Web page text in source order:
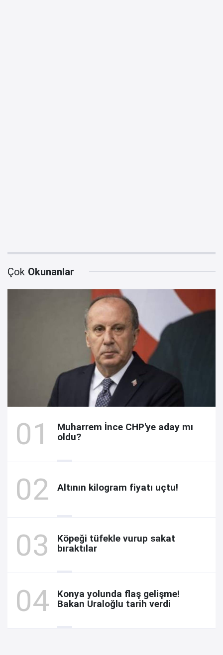
Çok Okunanlar
Muharrem İnce CHP'ye aday mı
oldu?
Altının kilogram fiyatı uçtu!
Köpeği tüfekle vurup sakat
bıraktılar
Konya yolunda flaş gelişme!
Bakan Uraloğlu tarih verdi